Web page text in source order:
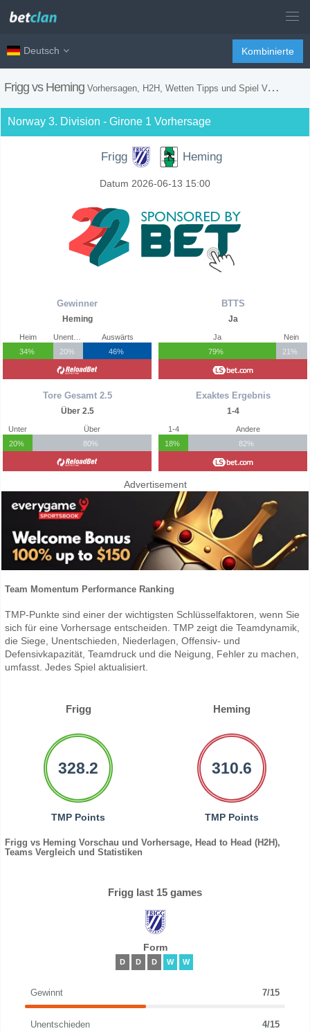
Deutsch Kombinierte
Frigg vs Heming Vorhersagen, H2H, Wetten Tipps und Spiel Vorschau
Norway 3. Division - Girone 1 Vorhersage
Frigg Heming
Datum 2026-06-13 15:00
Gewinner
Heming
Heim
34%
20%
Auswärts
46%
Tore Gesamt 2.5
Über 2.5
Unter
20%
Über
80%
BTTS
Ja
Ja
79%
Nein
21%
Exaktes Ergebnis
1-4
1-4
18%
Andere
82%
Advertisement
Team Momentum Performance Ranking
TMP-Punkte sind einer der wichtigsten Schlüsselfaktoren, wenn Sie
sich für eine Vorhersage entscheiden. TMP zeigt die Teamdynamik,
die Siege, Unentschieden, Niederlagen, Offensiv- und
Defensivkapazität, Teamdruck und die Neigung, Fehler zu machen,
umfasst. Jedes Spiel aktualisiert.
Frigg Heming
328.2
TMP Points
310.6
TMP Points
Frigg vs Heming Vorschau und Vorhersage, Head to Head (H2H),
Teams Vergleich und Statistiken
Frigg last 15 games
Form
D D D W W
Gewinnt 7/15
Unentschieden 4/15